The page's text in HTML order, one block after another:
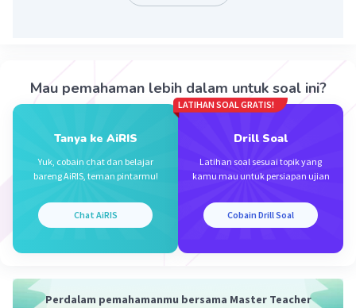
Iklan
Mau pemahaman lebih dalam untuk soal ini?
Tanya ke AiRIS
Yuk, cobain chat dan belajar
bareng AiRIS, teman pintarmu!
Chat AiRIS
LATIHAN SOAL GRATIS!
Drill Soal
Latihan soal sesuai topik yang
kamu mau untuk persiapan ujian
Cobain Drill Soal
Perdalam pemahamanmu bersama Master Teacher